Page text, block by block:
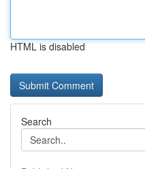
HTML is disabled
Search